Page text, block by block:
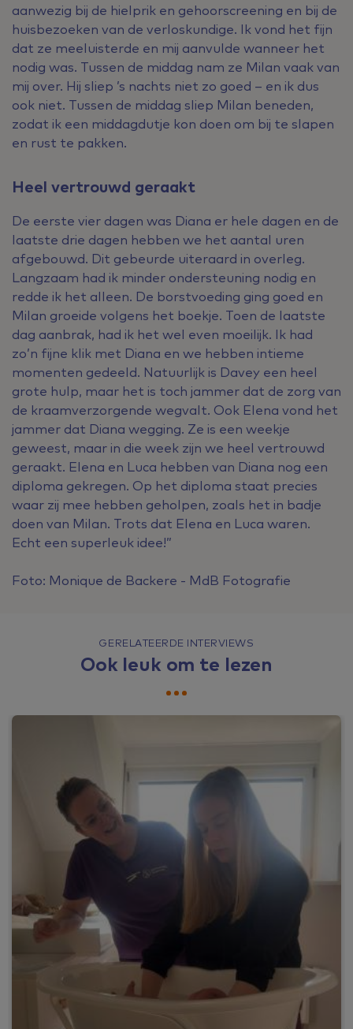
aanwezig bij de hielprik en gehoorscreening en bij de
huisbezoeken van de verloskundige. Ik vond het fijn
dat ze meeluisterde en mij aanvulde wanneer het
nodig was. Tussen de middag nam ze Milan vaak van
mij over. Hij sliep ’s nachts niet zo goed – en ik dus
ook niet. Tussen de middag sliep Milan beneden,
zodat ik een middagdutje kon doen om bij te slapen
en rust te pakken.
Heel vertrouwd geraakt
De eerste vier dagen was Diana er hele dagen en de
laatste drie dagen hebben we het aantal uren
afgebouwd. Dit gebeurde uiteraard in overleg.
Langzaam had ik minder ondersteuning nodig en
redde ik het alleen. De borstvoeding ging goed en
Milan groeide volgens het boekje. Toen de laatste
dag aanbrak, had ik het wel even moeilijk. Ik had
zo’n fijne klik met Diana en we hebben intieme
momenten gedeeld. Natuurlijk is Davey een heel
grote hulp, maar het is toch jammer dat de zorg van
de kraamverzorgende wegvalt. Ook Elena vond het
jammer dat Diana wegging. Ze is een weekje
geweest, maar in die week zijn we heel vertrouwd
geraakt. Elena en Luca hebben van Diana nog een
diploma gekregen. Op het diploma staat precies
waar zij mee hebben geholpen, zoals het in badje
doen van Milan. Trots dat Elena en Luca waren.
Echt een superleuk idee!”
Foto: Monique de Backere - MdB Fotografie
GERELATEERDE INTERVIEWS
Ook leuk om te lezen